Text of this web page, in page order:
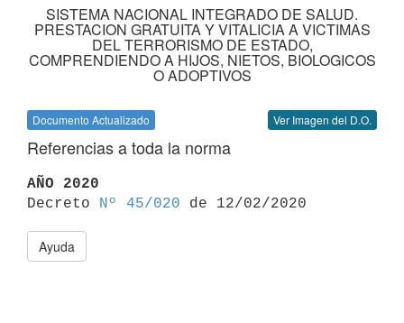
SISTEMA NACIONAL INTEGRADO DE SALUD.
PRESTACION GRATUITA Y VITALICIA A VICTIMAS
DEL TERRORISMO DE ESTADO,
COMPRENDIENDO A HIJOS, NIETOS, BIOLOGICOS
O ADOPTIVOS
Documento Actualizado Ver Imagen del D.O.
Referencias a toda la norma
AÑO 2020
Decreto
Nº 45/020
Ayuda